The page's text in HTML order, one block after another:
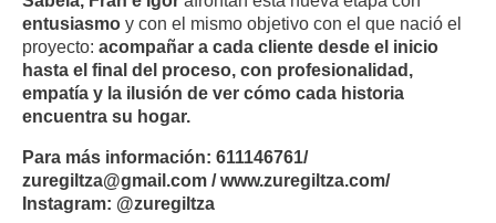
entusiasmo y con el mismo objetivo con el que nació el
proyecto: acompañar a cada cliente desde el inicio
hasta el final del proceso, con profesionalidad,
empatía y la ilusión de ver cómo cada historia
encuentra su hogar.
Para más información: 611146761/
zuregiltza@gmail.com / www.zuregiltza.com/
Instagram: @zuregiltza